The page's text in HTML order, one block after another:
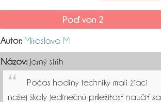
Poď von 2
Autor: Miroslava M
Názov:Jarný strih
Počas hodiny techniky mali žiaci
našej školy jedinečnú príležitosť naučiť sa